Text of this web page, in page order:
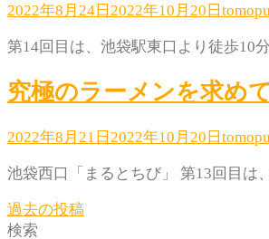
2022年8月24日 2022年10月20日
第14回目は、池袋駅東口より徒歩10
究極のラーメンを求め
2022年8月21日 2022年10月20日
池袋西口「まるとちび」 第13回目
投
過去の投稿
検索